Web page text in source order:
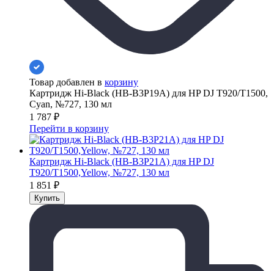
Товар добавлен в корзину
Картридж Hi-Black (HB-B3P19A) для HP DJ T920/T1500,
Cyan, №727, 130 мл
1 787 ₽
Перейти в корзину
Картридж Hi-Black (HB-B3P21A) для HP DJ
T920/T1500,Yellow, №727, 130 мл
1 851 ₽